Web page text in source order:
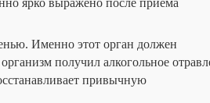
ярко выражено после приема
Именно этот орган должен
получил алкогольное
привычную